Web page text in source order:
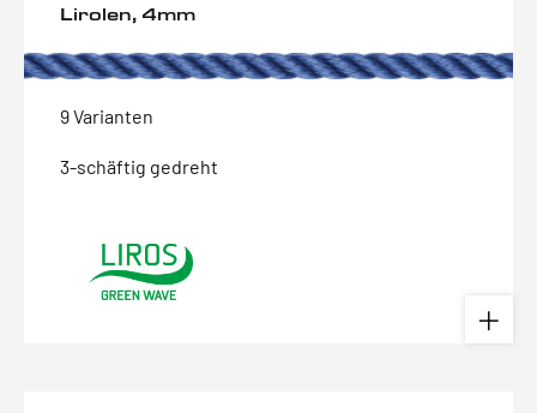
Lirolen, 4mm
9 Varianten
3-schäftig gedreht